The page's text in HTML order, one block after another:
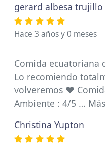
gerard albesa trujillo
Hace 3 años y 0 meses
Comida ecuatoriana
Lo recomiendo
volveremos ❤️
Ambiente : 4/5 … Más
Christina Yupton